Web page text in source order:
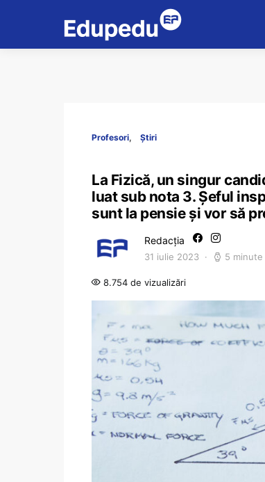
Profesori Știri
La Fizică, un singur
luat sub nota 3. Șeful
sunt la pensie și vor să
Redacția
31 iulie 2023 5 minute
8.754 de vizualizări